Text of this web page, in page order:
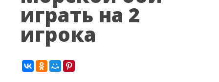
играть на 2
игрока